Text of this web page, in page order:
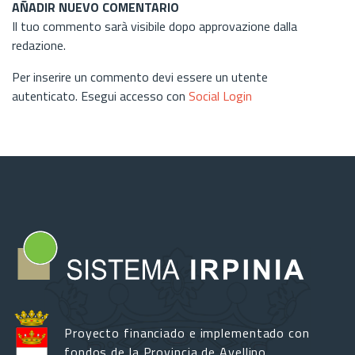
AÑADIR NUEVO COMENTARIO
Il tuo commento sarà visibile dopo approvazione dalla
redazione.
Per inserire un commento devi essere un utente
autenticato. Esegui accesso con Social Login
Proyecto financiado e implementado con